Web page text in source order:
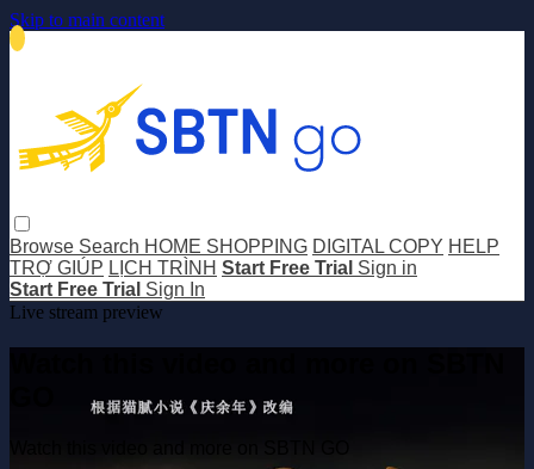
Skip to main content
Browse Search HOME SHOPPING DIGITAL COPY HELP
TRỢ GIÚP LỊCH TRÌNH Start Free Trial Sign in
Start Free Trial Sign In
Live stream preview